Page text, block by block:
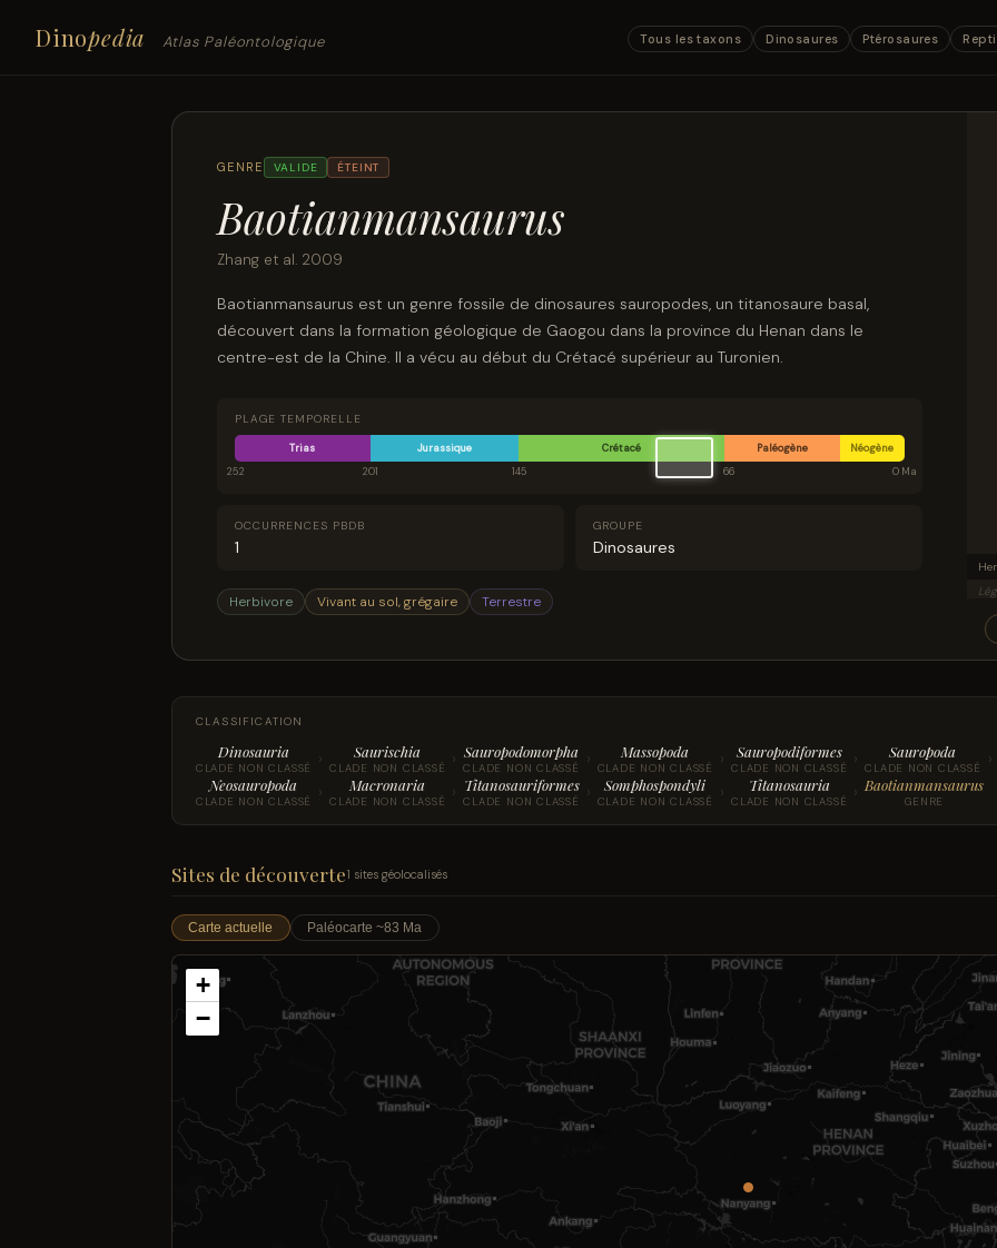
Dinopedia Atlas Paléontologique Tous les taxons Dinosaures Ptérosaures
GENRE VALIDE ÉTEINT
Baotianmansaurus
Zhang et al. 2009
Baotianmansaurus est un genre fossile de dinosaures sauropodes, un titanosaure basal,
découvert dans la formation géologique de Gaogou dans la province du Henan dans le
centre-est de la Chine. Il a vécu au début du Crétacé supérieur au Turonien.
PLAGE TEMPORELLE
Trias Jurassique Crétacé Paléogène
Néogène
252
201 145 66 0 Ma
OCCURRENCES PBDB
1
GROUPE
Dinosaures
Herbivore Vivant au sol, grégaire Terrestre
CLASSIFICATION
Dinosauria
CLADE NON CLASSÉ › Saurischia
CLADE NON CLASSÉ › Sauropodomorpha
CLADE NON CLASSÉ › Massopoda
CLADE NON CLASSÉ › Sauropodiformes
CLADE NON CLASSÉ › Sauropoda
CLADE NON CLASSÉ ›
Neosauropoda
CLADE NON CLASSÉ › Macronaria
CLADE NON CLASSÉ › Titanosauriformes
CLADE NON CLASSÉ › Somphospondyli
CLADE NON CLASSÉ › Titanosauria
CLADE NON CLASSÉ › Baotianmansaurus
GENRE
Sites de découverte1 sites géolocalisés
Carte actuelle Paléocarte ~83 Ma
+
−